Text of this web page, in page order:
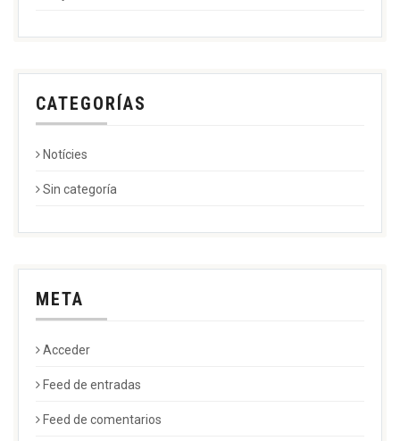
CATEGORÍAS
Notícies
Sin categoría
META
Acceder
Feed de entradas
Feed de comentarios